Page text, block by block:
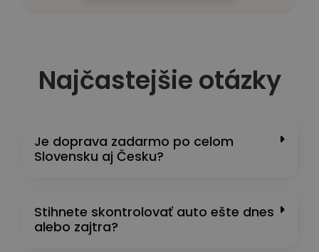
Najčastejšie otázky
Je doprava zadarmo po celom
Slovensku aj Česku?
Stihnete skontrolovať auto ešte dnes
alebo zajtra?